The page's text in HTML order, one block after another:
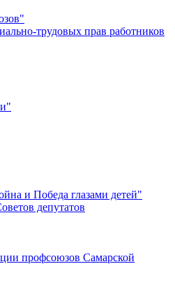
трудовых прав работников
и Победа глазами детей"
депутатов
профсоюзов Самарской